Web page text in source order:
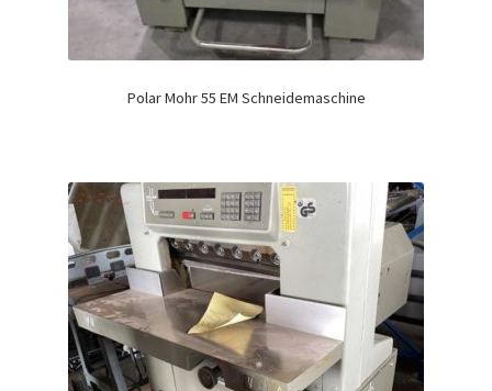
Polar Mohr 55 EM Schneidemaschine